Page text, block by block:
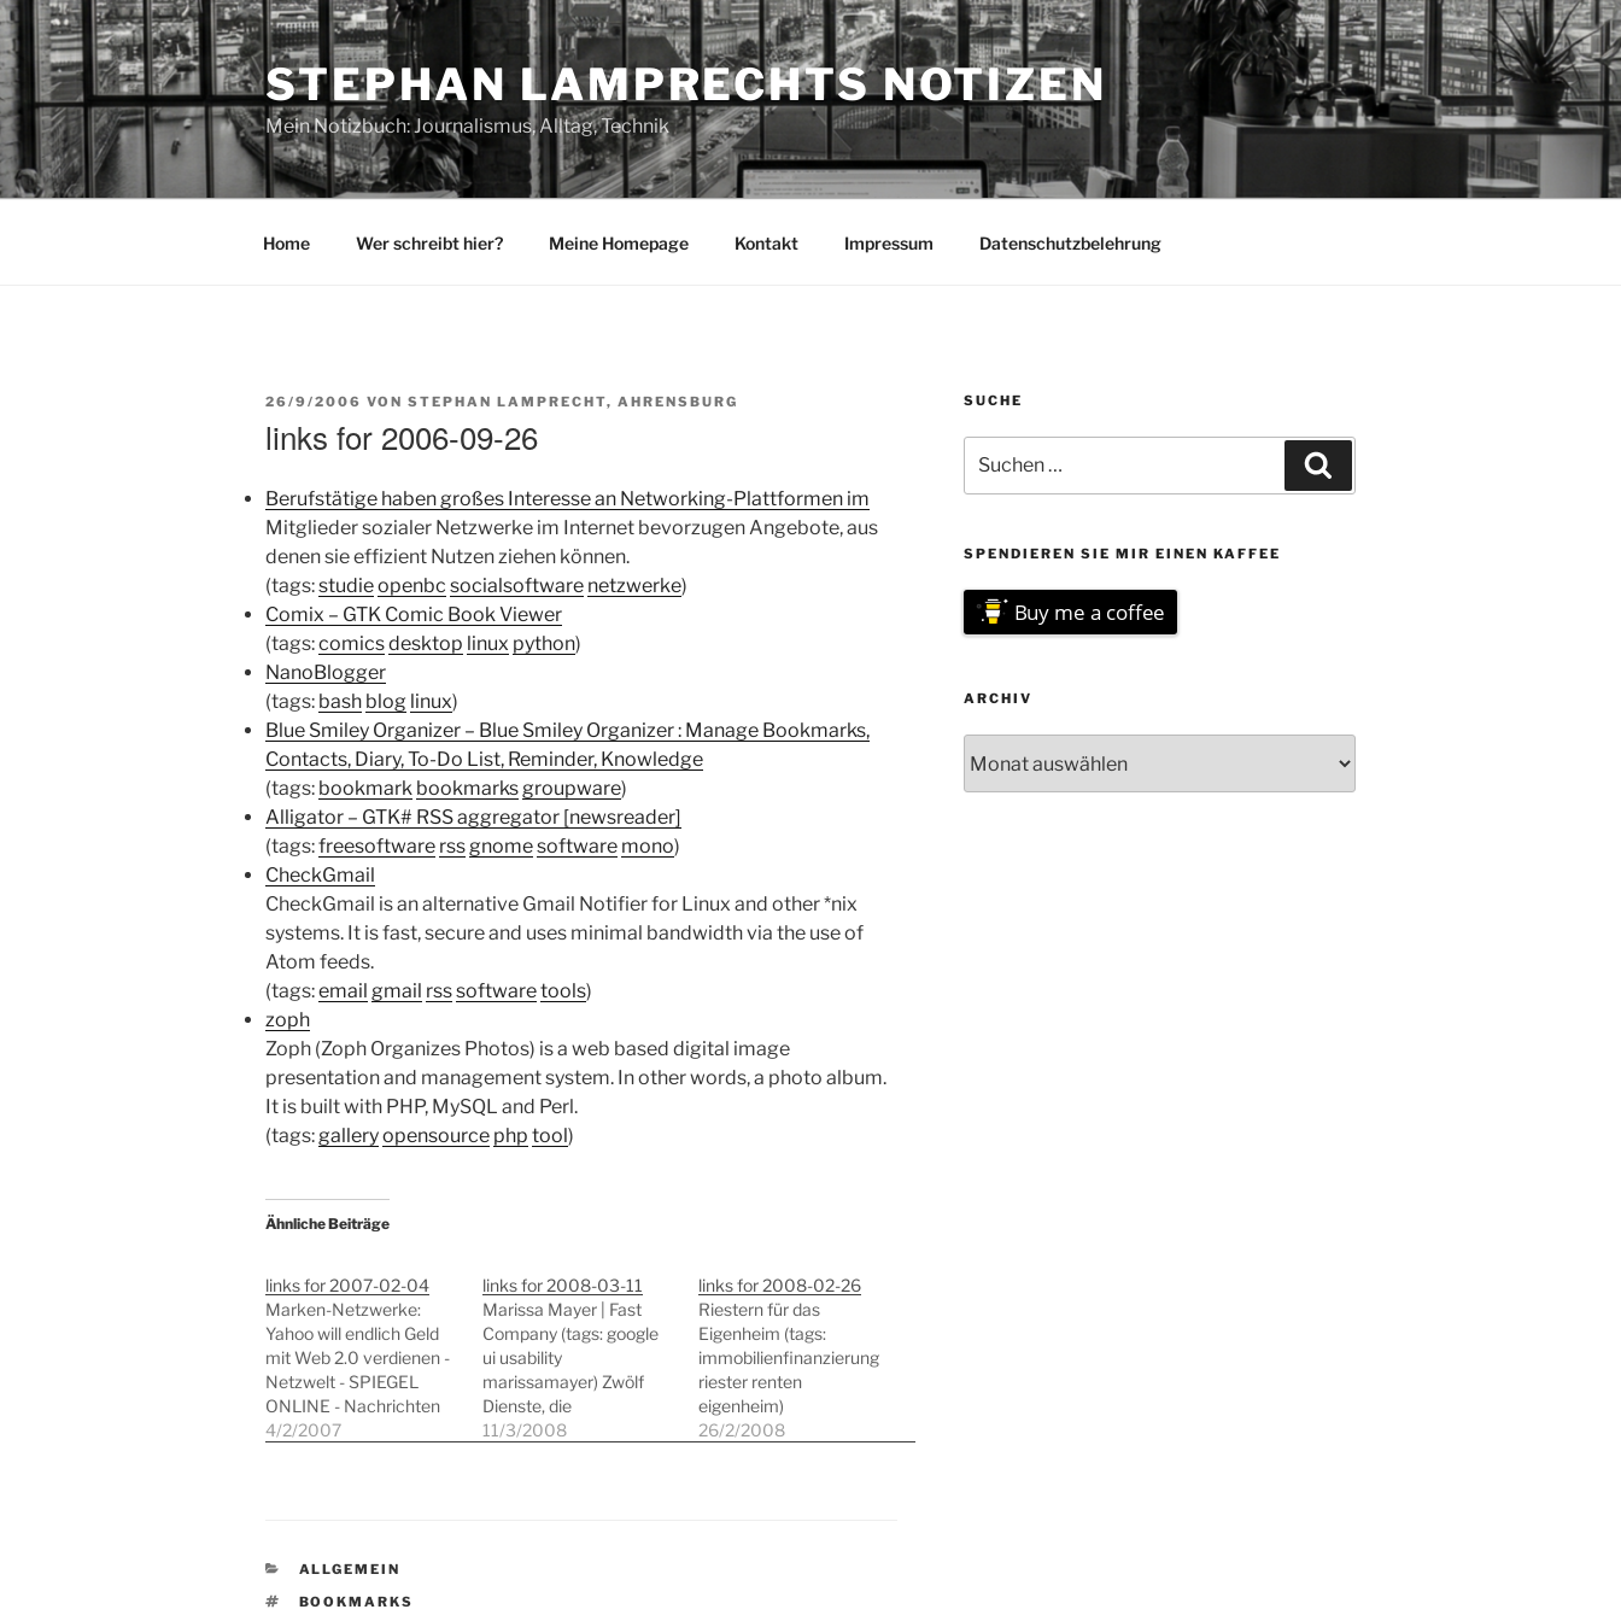
Zum
Inhalt
springen
STEPHAN LAMPRECHTS NOTIZEN
Mein Notizbuch: Journalismus, Alltag, Technik
Home Wer schreibt hier? Meine Homepage Kontakt Impressum Datenschutzbelehrung
VERÖFFENTLICHT
26/9/2006 VON STEPHAN LAMPRECHT, AHRENSBURG
links for 2006-09-26
Berufstätige haben großes Interesse an Networking-Plattformen im
Mitglieder sozialer Netzwerke im Internet bevorzugen Angebote, aus
denen sie effizient Nutzen ziehen können.
(tags:studieopenbc socialsoftware netzwerke)
Comix – GTK Comic Book Viewer
(tags:comicsdesktop linux python)
NanoBlogger
(tags: bash blog linux)
Blue Smiley Organizer – Blue Smiley Organizer : Manage Bookmarks,
Contacts, Diary, To-Do List, Reminder, Knowledge
(tags: bookmark bookmarksgroupware)
Alligator – GTK# RSS aggregator [newsreader]
(tags:freesoftware rssgnomesoftware mono)
CheckGmail
CheckGmail is an alternative Gmail Notifier for Linux and other *nix
systems. It is fast, secure and uses minimal bandwidth via the use of
Atom feeds.
(tags:email gmail rsssoftwaretools)
zoph
Zoph (Zoph Organizes Photos) is a web based digital image
presentation and management system. In other words, a photo album.
It is built with PHP, MySQL and Perl.
(tags:galleryopensource php tool)
Ähnliche Beiträge
links for 2007-02-04
Marken-Netzwerke:
Yahoo will endlich Geld
mit Web 2.0 verdienen -
Netzwelt - SPIEGEL
ONLINE - Nachrichten
Yahoo will seine Web-
stärker verknüpft
werden. Innerhalb dieser
4/2/2007
links for 2008-03-11
Marissa Mayer | Fast
Company (tags: google
ui usability
marissamayer) Zwölf
Dienste, die
Internetnutzer
11/3/2008
links for 2008-02-26
Riestern für das
Eigenheim (tags:
immobilienfinanzierung
riester renten
eigenheim)
Verbraucherschützer
26/2/2008
KATEGORIEN
ALLGEMEIN
SCHLAGWÖRTER
BOOKMARKS
SUCHE
nach:
SPENDIEREN SIE MIR EINEN KAFFEE
Buy me a coffee
ARCHIV